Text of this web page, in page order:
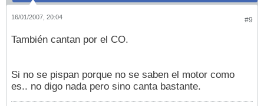
#9
16/01/2007, 20:04
También cantan por el CO.
Si no se pispan porque no se saben el motor como
es.. no digo nada pero sino canta bastante.